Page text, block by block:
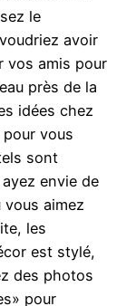
le
avoir
vos amis pour
près de la
idées chez
vous
sont
envie de
vous aimez
les
est stylé,
des photos
pour